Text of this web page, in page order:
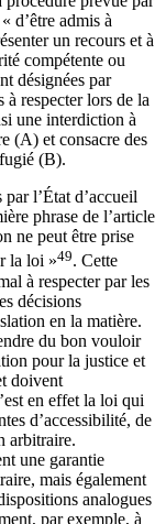
d’être admis à
un recours et à
compétente ou
désignées par
respecter lors de la
une interdiction à
(A) et consacre des
(B).
l’État d’accueil
phrase de l’article
ne peut être prise
la loi »49. Cette
à respecter par les
décisions
en la matière.
du bon vouloir
pour la justice et
doivent
en effet la loi qui
d’accessibilité, de
arbitraire.
une garantie
mais également
analogues
par exemple, à